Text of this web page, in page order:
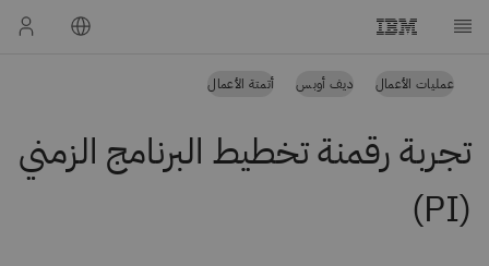
عمليات الأعمال ديف أوبس أتمتة الأعمال
تجربة رقمنة تخطيط البرنامج الزمني
(PI)